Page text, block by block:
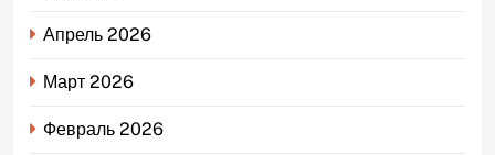
Апрель 2026
Март 2026
Февраль 2026